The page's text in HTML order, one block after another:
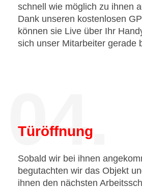
schnell wie möglich zu ihnen
Dank unseren kostenlosen
können sie Live über Ihr
sich unser Mitarbeiter gerade
04.
Türöffnung
Sobald wir bei ihnen
begutachten wir das Objekt
ihnen den nächsten